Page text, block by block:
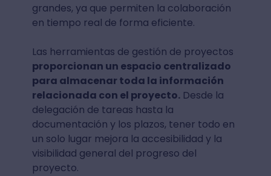
grandes, ya que permiten la colaboración
en tiempo real de forma eficiente.
Las herramientas de gestión de proyectos
proporcionan un espacio centralizado
para almacenar toda la información
relacionada con el proyecto.Desde la
delegación de tareas hasta la
documentación y los plazos, tener todo en
un solo lugar mejora la accesibilidad y la
visibilidad general del progreso del
proyecto.